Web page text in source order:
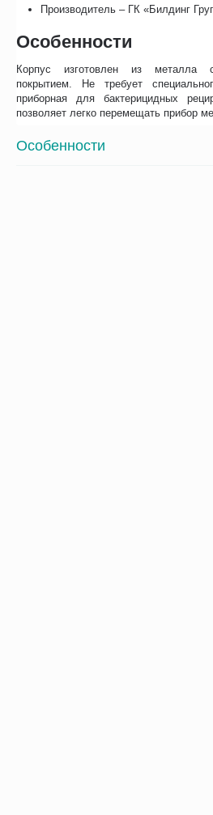
Производитель – ГК «Билдинг
Особенности
Корпус изготовлен из металла
покрытием. Не требует
приборная для бактерицидных
позволяет легко перемещать прибор
Особенности